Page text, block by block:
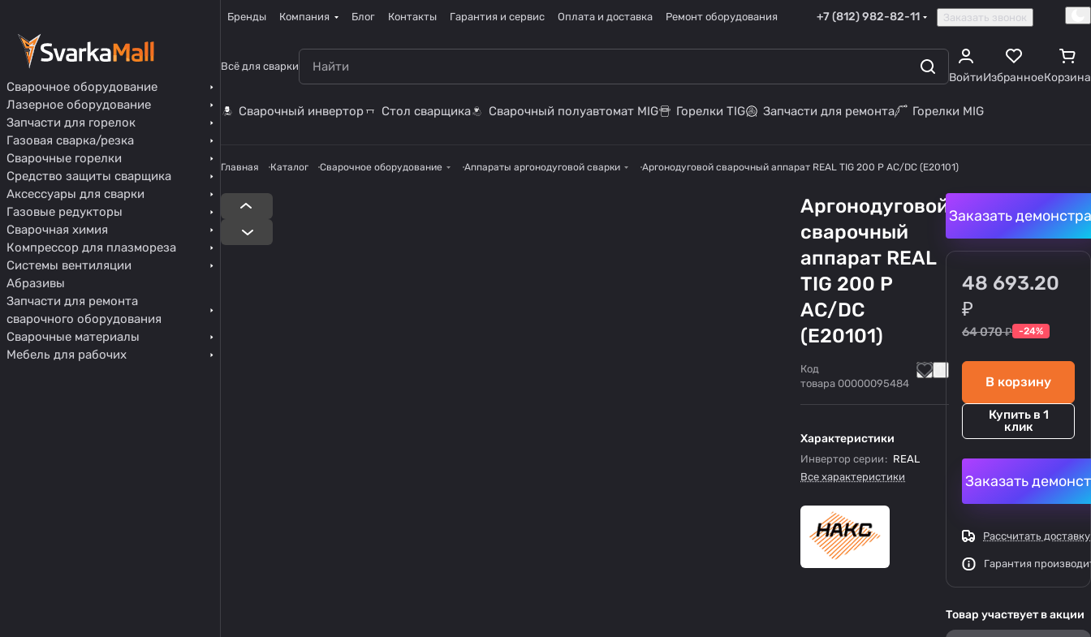
Бренды Компания Блог Контакты Гарантия и сервис Оплата и доставка Ремонт оборудования +7 (812) 982-82-11 Заказать звонок
Всё для сварки
ВойтиИзбранноеКорзина
Сварочный инвертор Стол сварщика Сварочный полуавтомат MIG Горелки TIG Запчасти для ремонта Горелки MIG
Главная Каталог Сварочное оборудование Аппараты аргонодуговой сварки Аргонодуговой сварочный аппарат REAL TIG 200 P AC/DC (E20101)
Аргонодуговой
сварочный
аппарат REAL
TIG 200 P
AC/DC
(E20101)
Код
товара 00000095484
Характеристики
Инвертор серии : REAL
Все характеристики
Заказать
48 693.20
₽
64 070 ₽ -24%
В корзину
Купить в 1
клик
Заказать
Рассчитать доставку
Гарантия
Товар участвует в акции
Сварочное оборудование
Лазерное оборудование
Запчасти для горелок
Газовая сварка/резка
Сварочные горелки
Средство защиты сварщика
Аксессуары для сварки
Газовые редукторы
Сварочная химия
Компрессор для плазмореза
Системы вентиляции
Абразивы
Запчасти для ремонта
сварочного оборудования
Сварочные материалы
Мебель для рабочих